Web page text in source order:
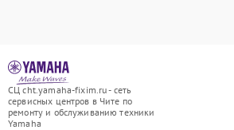
СЦ cht.yamaha-fixim.ru - сеть
сервисных центров в Чите по
ремонту и обслуживанию техники
Yamaha